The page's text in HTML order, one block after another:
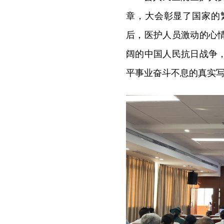
章，大会彰显了国家
后，医护人员激动的心
阔的中国人民抗日战争
平事业奋斗不息的真实